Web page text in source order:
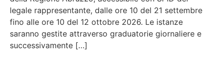
legale rappresentante, dalle ore 10 del 21 settembre
fino alle ore 10 del 12 ottobre 2026. Le istanze
saranno gestite attraverso graduatorie giornaliere e
successivamente […]